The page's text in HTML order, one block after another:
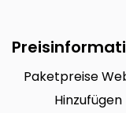
Paketpreise
Hinzufügen